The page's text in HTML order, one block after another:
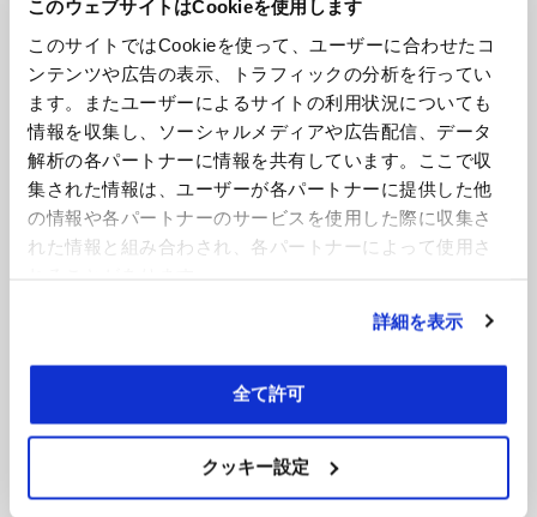
このウェブサイトはCookieを使用します
このサイトではCookieを使って、ユーザーに合わせたコ
ンテンツや広告の表示、トラフィックの分析を行ってい
ます。またユーザーによるサイトの利用状況についても
情報を収集し、ソーシャルメディアや広告配信、データ
解析の各パートナーに情報を共有しています。ここで収
集された情報は、ユーザーが各パートナーに提供した他
の情報や各パートナーのサービスを使用した際に収集さ
れた情報と組み合わされ、各パートナーによって使用さ
詳細を表示
全て許可
クッキー設定
日:
【第25回】人とのつながりを力に－ロンドン
で始まる新たな挑戦
投稿者tsuchiya
今回の「Meet the Team」では、2026年4月にセンターピー
プルの親会…
日:
今週のHOTな求人情報
2026年6月第4週号